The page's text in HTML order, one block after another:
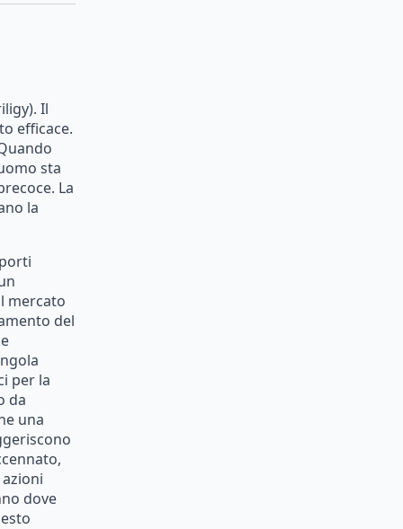
Il
efficace.
sta
La
la
mercato
del
per la
da
una
azioni
dove